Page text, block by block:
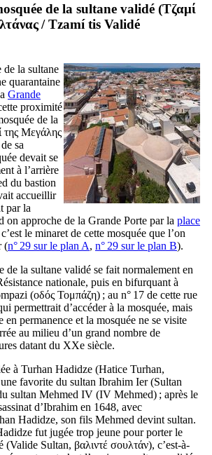
de la sultane validé (Τζαμί
/Tzamí tis Validé
de la sultane
quarantaine
Grande
proximité
de la
της Μεγάλης
sa
devait se
à l’arrière
du bastion
accueillir
par la
on approche de la Grande Porte par la place
le minaret de cette mosquée que l’on
(n° 29 sur le plan A, n° 29 sur le plan B).
de la sultane validé se fait normalement en
nationale, puis en bifurquant à
(οδός Τομπάζη) ; au n° 17 de cette rue
permettrait d’accéder à la mosquée, mais
en permanence et la mosquée ne se visite
au milieu d’un grand nombre de
datant du XXe siècle.
à Turhan Hadidze (Hatice Turhan,
favorite du sultan Ibrahim Ier(Sultan
sultan Mehmed IV (IV Mehmed) ; après le
d’Ibrahim en 1648, avec
Hadidze, son fils Mehmed devint sultan.
fut jugée trop jeune pour porter le
(Valide Sultan, βαλιντέ σουλτάν), c’est-à-